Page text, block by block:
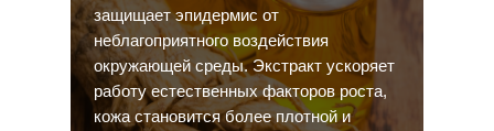
защищает эпидермис от
неблагоприятного воздействия
окружающей среды. Экстракт ускоряет
работу естественных факторов роста,
кожа становится более плотной и